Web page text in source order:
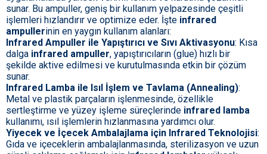
sunar. Bu ampuller, geniş bir kullanım yelpazesinde çeşitli
işlemleri hızlandırır ve optimize eder. İşte infrared
ampullerinin en yaygın kullanım alanları:
Infrared Ampuller ile Yapıştırıcı ve Sıvı Aktivasyonu: Kısa
dalga infrared ampuller, yapıştırıcıların (glue) hızlı bir
şekilde aktive edilmesi ve kurutulmasında etkin bir çözüm
sunar.
Infrared Lamba ile Isıl İşlem ve Tavlama (Annealing):
Metal ve plastik parçaların işlenmesinde, özellikle
sertleştirme ve yüzey işleme süreçlerinde infrared lamba
kullanımı, ısıl işlemlerin hızlanmasına yardımcı olur.
Yiyecek ve İçecek Ambalajlama için Infrared Teknolojisi:
Gıda ve içeceklerin ambalajlanmasında, sterilizasyon ve uzun